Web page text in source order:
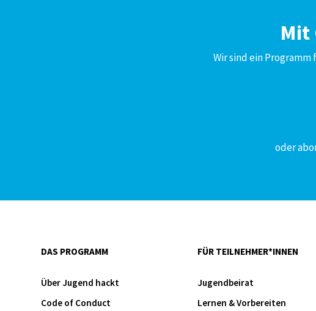
Mit
Wir sind ein
oder
DAS PROGRAMM
Über Jugend hackt
Code of Conduct
FÜR TEILNEHMER*INNEN
Jugendbeirat
Lernen & Vorbereiten